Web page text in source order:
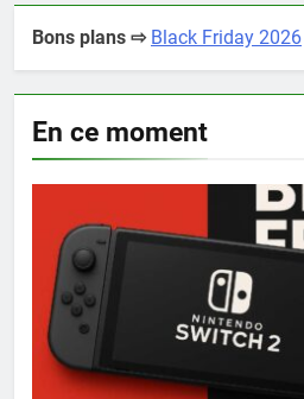
Bons plans ⇨ Black Friday 2026
En ce moment